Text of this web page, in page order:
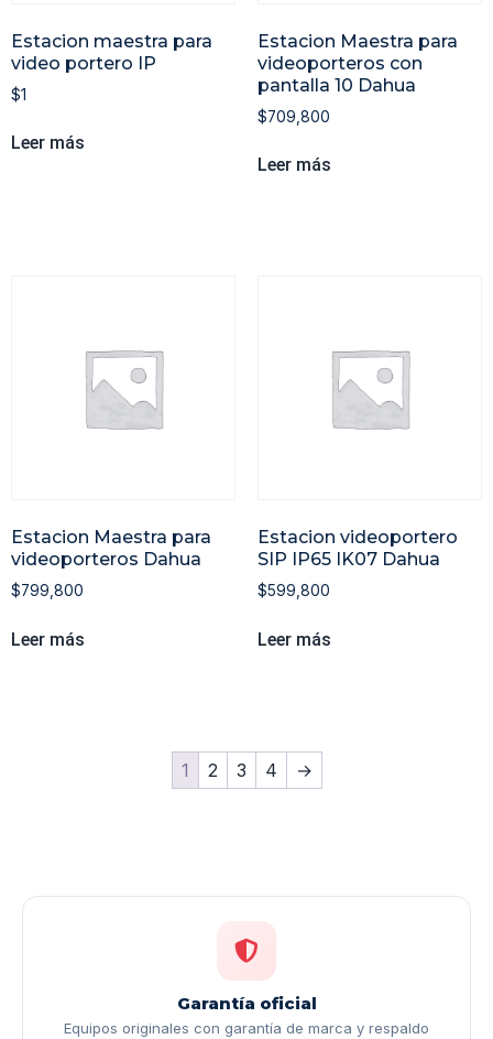
Estacion maestra para
video portero IP
$1
Leer más
Estacion Maestra para
videoporteros con
pantalla 10 Dahua
$709,800
Leer más
Estacion Maestra para
videoporteros Dahua
$799,800
Leer más
Estacion videoportero
SIP IP65 IK07 Dahua
$599,800
Leer más
1 2 3 4 →
Garantía oficial
Equipos originales con garantía de marca y respaldo